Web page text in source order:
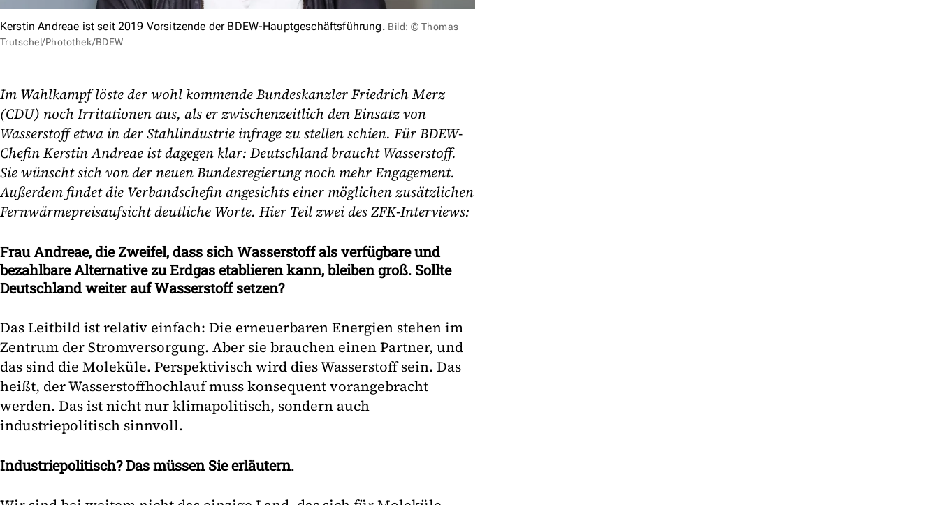
Kerstin Andreae ist seit 2019 Vorsitzende der BDEW-Hauptgeschäftsführung. Bild: © Thomas
Trutschel/Photothek/BDEW
Im Wahlkampf löste der wohl kommende Bundeskanzler Friedrich Merz
(CDU) noch Irritationen aus, als er zwischenzeitlich den Einsatz von
Wasserstoff etwa in der Stahlindustrie infrage zu stellen schien. Für BDEW-
Chefin Kerstin Andreae ist dagegen klar: Deutschland braucht Wasserstoff.
Sie wünscht sich von der neuen Bundesregierung noch mehr Engagement.
Außerdem findet die Verbandschefin angesichts einer möglichen zusätzlichen
Fernwärmepreisaufsicht deutliche Worte. Hier Teil zwei des ZFK-Interviews:
Frau Andreae, die Zweifel, dass sich Wasserstoff als verfügbare und
bezahlbare Alternative zu Erdgas etablieren kann, bleiben groß. Sollte
Deutschland weiter auf Wasserstoff setzen?
Das Leitbild ist relativ einfach: Die erneuerbaren Energien stehen im
Zentrum der Stromversorgung. Aber sie brauchen einen Partner, und
das sind die Moleküle. Perspektivisch wird dies Wasserstoff sein. Das
heißt, der Wasserstoffhochlauf muss konsequent vorangebracht
werden. Das ist nicht nur klimapolitisch, sondern auch
industriepolitisch sinnvoll.
Industriepolitisch? Das müssen Sie erläutern.